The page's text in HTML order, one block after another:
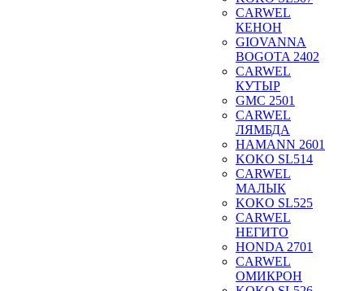
CARWEL
КЕНОН
GIOVANNA
BOGOTA 2402
CARWEL
КУТЫР
GMC 2501
CARWEL
ЛЯМБДА
HAMANN 2601
KOKO SL514
CARWEL
МАЛЫК
KOKO SL525
CARWEL
НЕГИТО
HONDA 2701
CARWEL
ОМИКРОН